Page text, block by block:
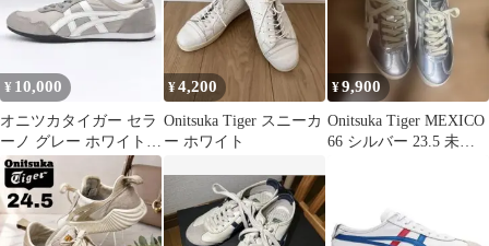
¥ 10,000
オニツカタイガー セラ
ーノ グレー ホワイト
スエード ナイロン 24.5
¥4,200
Onitsuka Tiger スニーカ
ー ホワイト
¥9,900
Onitsuka Tiger MEXICO
66 シルバー 23.5 未使